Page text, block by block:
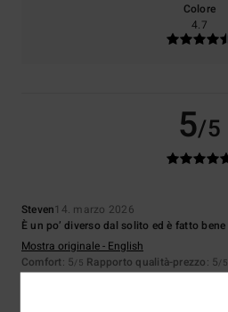
Colore
4.7
5/5
Steven14. marzo 2026
È un po’ diverso dal solito ed è fatto bene
Mostra originale - English
Comfort: 5/5 Rapporto qualità-prezzo: 5/5